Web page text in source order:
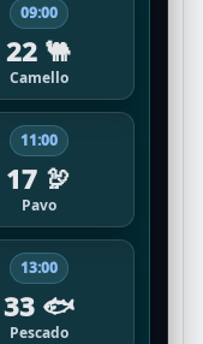
09:00
22 🐫
Camello
11:00
17 🦃
Pavo
13:00
33 🐟
Pescado